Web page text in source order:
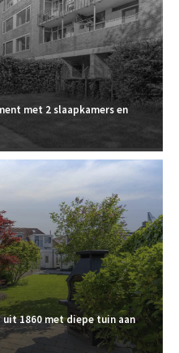
met 2 slaapkamers en
uit 1860 met diepe tuin aan